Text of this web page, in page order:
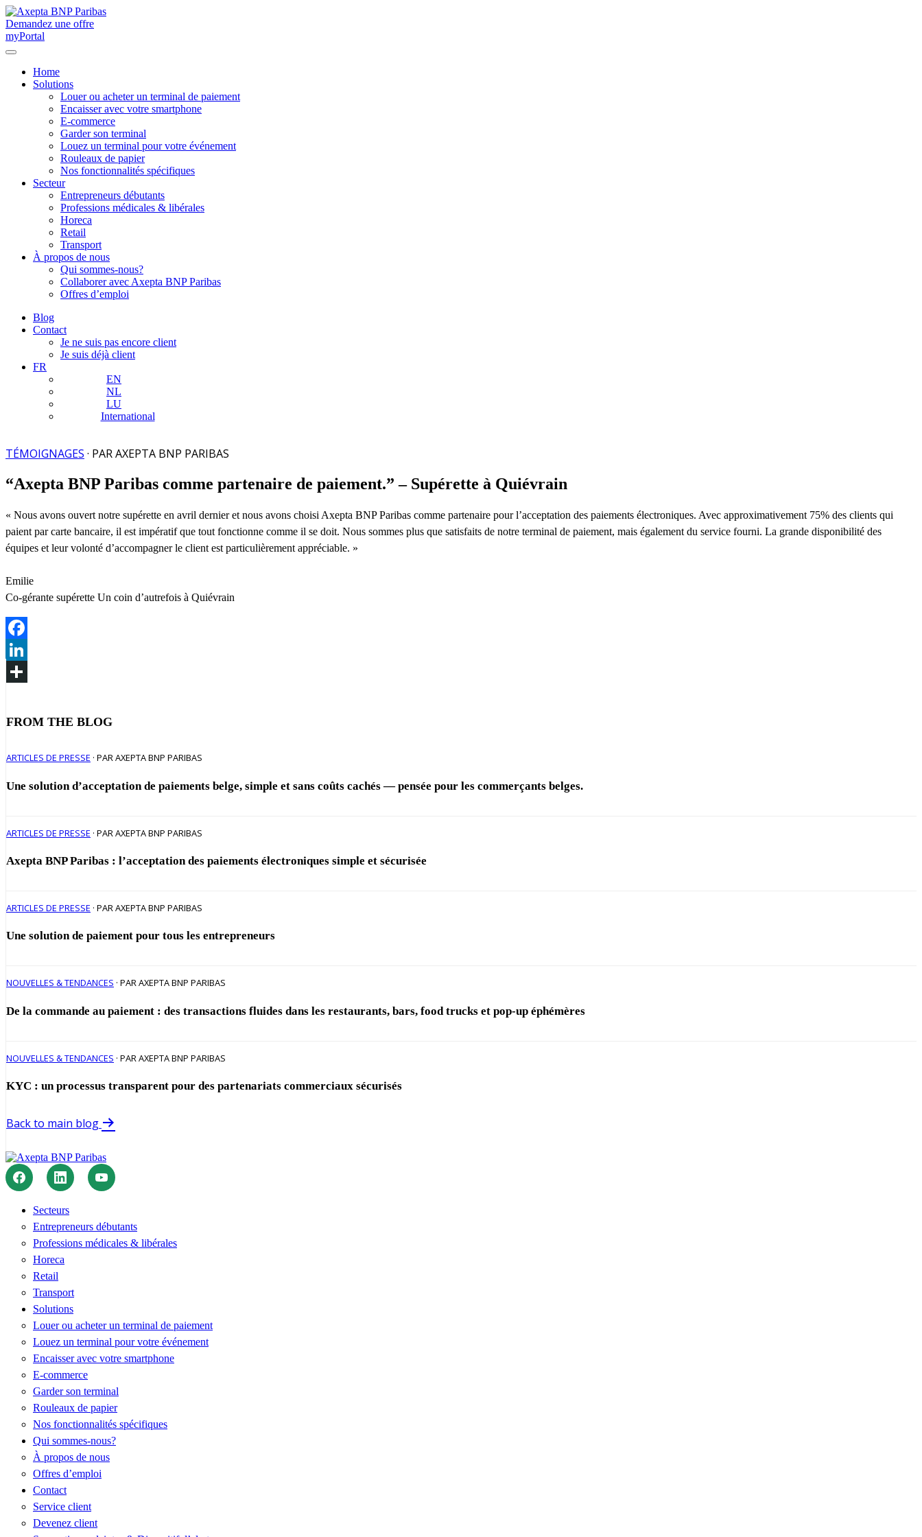
Demandez une offre
myPortal
Home
Solutions
Louer ou acheter un terminal de paiement
Encaisser avec votre smartphone
E-commerce
Garder son terminal
Louez un terminal pour votre événement
Rouleaux de papier
Nos fonctionnalités spécifiques
Secteur
Entrepreneurs débutants
Professions médicales & libérales
Horeca
Retail
Transport
À propos de nous
Qui sommes-nous?
Collaborer avec Axepta BNP Paribas
Offres d’emploi
Blog
Contact
Je ne suis pas encore client
Je suis déjà client
FR
EN
NL
LU
International
TÉMOIGNAGES · PAR AXEPTA BNP PARIBAS
“Axepta BNP Paribas comme partenaire de paiement.” – Supérette à Quiévrain
« Nous avons ouvert notre supérette en avril dernier et nous avons choisi Axepta BNP Paribas comme partenaire pour l’acceptation des paiements électroniques. Avec approximativement 75% des clients qui
paient par carte bancaire, il est impératif que tout fonctionne comme il se doit. Nous sommes plus que satisfaits de notre terminal de paiement, mais également du service fourni. La grande disponibilité des
équipes et leur volonté d’accompagner le client est particulièrement appréciable. »
Emilie
Co-gérante supérette Un coin d’autrefois à Quiévrain
Facebook
LinkedIn
FROM THE BLOG
ARTICLES DE PRESSE · PAR AXEPTA BNP PARIBAS
Une solution d’acceptation de paiements belge, simple et sans coûts cachés — pensée pour les commerçants belges.
ARTICLES DE PRESSE · PAR AXEPTA BNP PARIBAS
Axepta BNP Paribas : l’acceptation des paiements électroniques simple et sécurisée
ARTICLES DE PRESSE · PAR AXEPTA BNP PARIBAS
Une solution de paiement pour tous les entrepreneurs
NOUVELLES & TENDANCES · PAR AXEPTA BNP PARIBAS
De la commande au paiement : des transactions fluides dans les restaurants, bars, food trucks et pop-up éphémères
NOUVELLES & TENDANCES · PAR AXEPTA BNP PARIBAS
KYC : un processus transparent pour des partenariats commerciaux sécurisés
Back to main blog
Secteurs
Entrepreneurs débutants
Professions médicales & libérales
Horeca
Retail
Transport
Solutions
Louer ou acheter un terminal de paiement
Louez un terminal pour votre événement
Encaisser avec votre smartphone
E-commerce
Garder son terminal
Rouleaux de papier
Nos fonctionnalités spécifiques
Qui sommes-nous?
À propos de nous
Offres d’emploi
Contact
Service client
Devenez client